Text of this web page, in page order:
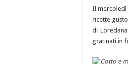
Il mercoledì
ricette
di
gratinati in